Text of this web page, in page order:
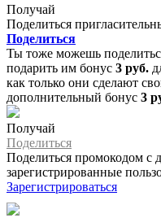
Получай
Поделиться
Поделиться
Ты тоже можешь
подарить им бонус 3 руб.
как только они сделают
дополнительный бонус 3
Получай
Поделиться
Поделиться промокодом с
зарегистрированные
Зарегистрироваться